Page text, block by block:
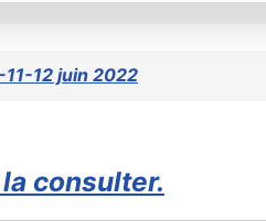
12 juin 2022
consulter.